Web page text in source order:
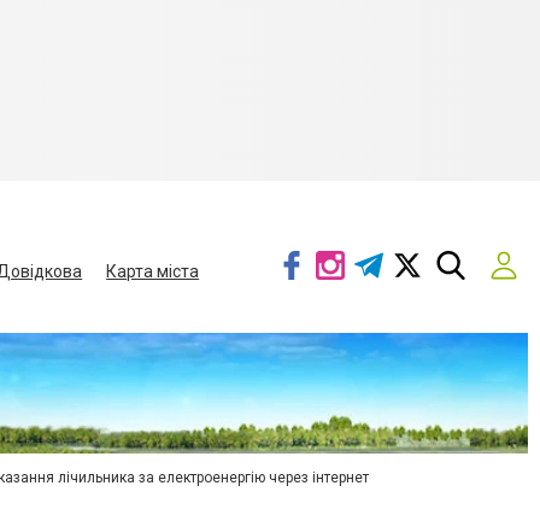
Карта міста
лічильника за електроенергію через інтернет